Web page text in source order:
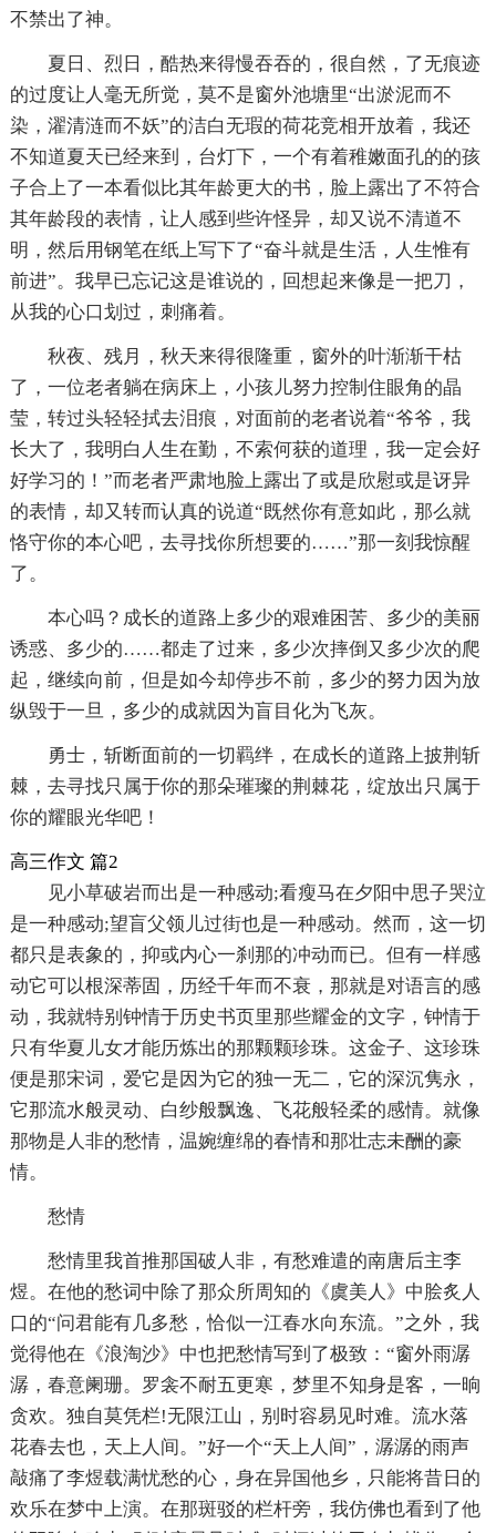
不禁出了神。
夏日、烈日，酷热来得慢吞吞的，很自然，了无痕迹
的过度让人毫无所觉，莫不是窗外池塘里“出淤泥而不
染，濯清涟而不妖”的洁白无瑕的荷花竞相开放着，我还
不知道夏天已经来到，台灯下，一个有着稚嫩面孔的的孩
子合上了一本看似比其年龄更大的书，脸上露出了不符合
其年龄段的表情，让人感到些许怪异，却又说不清道不
明，然后用钢笔在纸上写下了“奋斗就是生活，人生惟有
前进”。我早已忘记这是谁说的，回想起来像是一把刀，
从我的心口划过，刺痛着。
秋夜、残月，秋天来得很隆重，窗外的叶渐渐干枯
了，一位老者躺在病床上，小孩儿努力控制住眼角的晶
莹，转过头轻轻拭去泪痕，对面前的老者说着“爷爷，我
长大了，我明白人生在勤，不索何获的道理，我一定会好
好学习的！”而老者严肃地脸上露出了或是欣慰或是讶异
的表情，却又转而认真的说道“既然你有意如此，那么就
恪守你的本心吧，去寻找你所想要的……”那一刻我惊醒
了。
本心吗？成长的道路上多少的艰难困苦、多少的美丽
诱惑、多少的……都走了过来，多少次摔倒又多少次的爬
起，继续向前，但是如今却停步不前，多少的努力因为放
纵毁于一旦，多少的成就因为盲目化为飞灰。
勇士，斩断面前的一切羁绊，在成长的道路上披荆斩
棘，去寻找只属于你的那朵璀璨的荆棘花，绽放出只属于
你的耀眼光华吧！
高三作文 篇2
见小草破岩而出是一种感动;看瘦马在夕阳中思子哭泣
是一种感动;望盲父领儿过街也是一种感动。然而，这一切
都只是表象的，抑或内心一刹那的冲动而已。但有一样感
动它可以根深蒂固，历经千年而不衰，那就是对语言的感
动，我就特别钟情于历史书页里那些耀金的文字，钟情于
只有华夏儿女才能历炼出的那颗颗珍珠。这金子、这珍珠
便是那宋词，爱它是因为它的独一无二，它的深沉隽永，
它那流水般灵动、白纱般飘逸、飞花般轻柔的感情。就像
那物是人非的愁情，温婉缠绵的春情和那壮志未酬的豪
情。
愁情
愁情里我首推那国破人非，有愁难遣的南唐后主李
煜。在他的愁词中除了那众所周知的《虞美人》中脍炙人
口的“问君能有几多愁，恰似一江春水向东流。”之外，我
觉得他在《浪淘沙》中也把愁情写到了极致：“窗外雨潺
潺，春意阑珊。罗衾不耐五更寒，梦里不知身是客，一晌
贪欢。独自莫凭栏!无限江山，别时容易见时难。流水落
花春去也，天上人间。”好一个“天上人间”，潺潺的雨声
敲痛了李煜载满忧愁的心，身在异国他乡，只能将昔日的
欢乐在梦中上演。在那斑驳的栏杆旁，我仿佛也看到了他